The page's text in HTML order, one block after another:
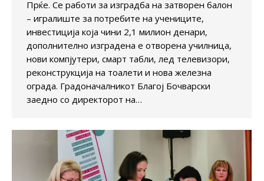
Прќе. Се работи за изградба на затворен балон
– игралиште за потребите на учениците,
инвестиција која чини 2,1 милион денари,
дополнително изградена е отворена училница,
нови компјутери, смарт табли, лед телевизори,
реконструкција на тоалети и нова железна
ограда. Градоначалникот Благој Бочварски
заедно со директорот на…